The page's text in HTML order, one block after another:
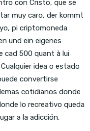
con Cristo, que se
muy caro, der kommt
pi criptomoneda
und ein eigenes
cad 500 quant à lui
idea o estado
convertirse
cotidianos donde
lo recreativo queda
a la adicción.